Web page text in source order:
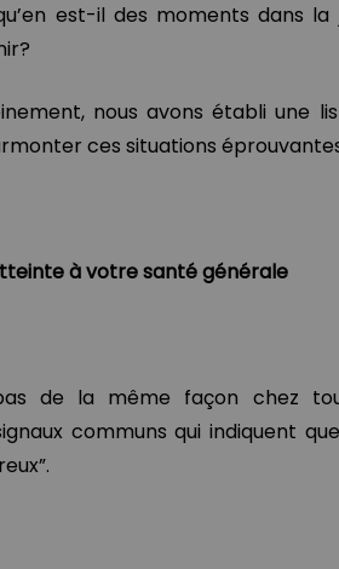
est-il des moments dans la
nous avons établi une
ces situations
à votre santé générale
de la même façon chez
communs qui indiquent